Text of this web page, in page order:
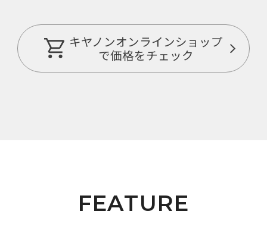
キヤノンオンラインショップ
で価格をチェック
FEATURE